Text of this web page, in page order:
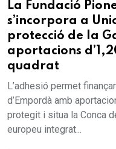
La Fundació
s’incorpora a
protecció de la
aportacions
quadrat
L’adhesió permet
d’Empordà amb
protegit i situa la Conca
europeu integrat...